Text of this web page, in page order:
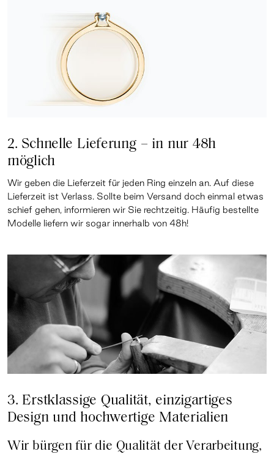
2. Schnelle Lieferung – in nur 48h
möglich
Wir geben die Lieferzeit für jeden Ring einzeln an. Auf diese
Lieferzeit ist Verlass. Sollte beim Versand doch einmal etwas
schief gehen, informieren wir Sie rechtzeitig. Häufig bestellte
Modelle liefern wir sogar innerhalb von 48h!
3. Erstklassige Qualität, einzigartiges
Design und hochwertige Materialien
Wir bürgen für die Qualität der Verarbeitung,